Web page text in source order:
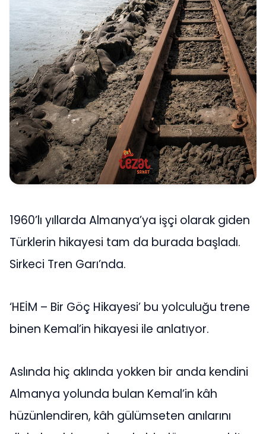
1960’lı yıllarda Almanya’ya işçi olarak giden
Türklerin hikayesi tam da burada başladı.
Sirkeci Tren Garı’nda.
‘HEİM – Bir Göç Hikayesi’ bu yolculuğu trene
binen Kemal’in hikayesi ile anlatıyor.
Aslında hiç aklında yokken bir anda kendini
Almanya yolunda bulan Kemal’in kâh
hüzünlendiren, kâh gülümseten anılarını